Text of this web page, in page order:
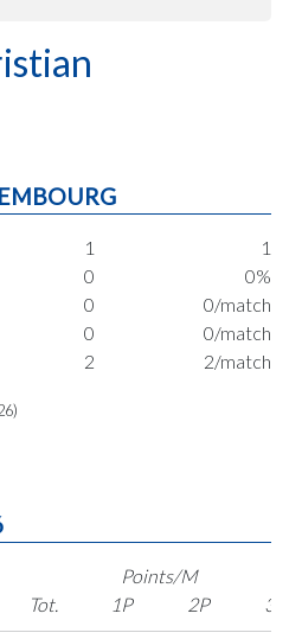
1
1
0
0%
0
0/match
0
0/match
2 2/match
Points/M
Tot.
1P 2P 3P